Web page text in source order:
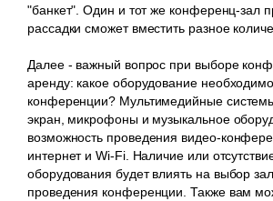
"банкет". Один и тот же конференц-зал
рассадки сможет вместить разное
Далее - важный вопрос при выборе
аренду: какое оборудование
конференции? Мультимедийные
экран, микрофоны и музыкальное
возможность проведения видео-
интернет и Wi-Fi. Наличие или
оборудования будет влиять на выбор
проведения конференции. Также вам